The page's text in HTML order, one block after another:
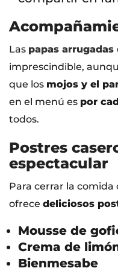
Las papas
imprescindible,
que los mojos y el
en el menú es por
todos.
Postres
espectacular
Para cerrar la comida
ofrece deliciosos
Mousse de
Crema de
Bienmesabe